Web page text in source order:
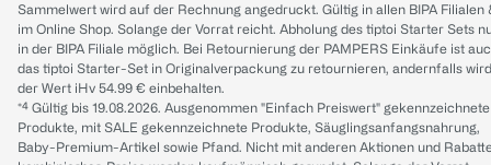
Sammelwert wird auf der Rechnung angedruckt. Gültig in allen BIPA Filialen
im Online Shop. Solange der Vorrat reicht. Abholung des tiptoi Starter Sets
in der BIPA Filiale möglich. Bei Retournierung der PAMPERS Einkäufe ist
das tiptoi Starter-Set in Originalverpackung zu retournieren, andernfalls wird
der Wert iHv 54.99 € einbehalten.
*⁴ Gültig bis 19.08.2026. Ausgenommen "Einfach Preiswert" gekennzeichnete
Produkte, mit SALE gekennzeichnete Produkte, Säuglingsanfangsnahrung,
Baby-Premium-Artikel sowie Pfand. Nicht mit anderen Aktionen und